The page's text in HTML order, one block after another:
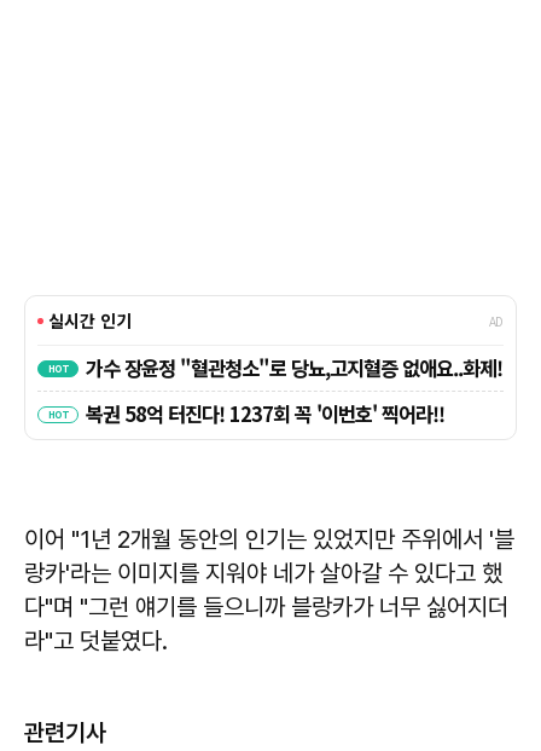
이어 "1년 2개월 동안의 인기는 있었지만 주위에서 '블
랑카'라는 이미지를 지워야 네가 살아갈 수 있다고 했
다"며 "그런 얘기를 들으니까 블랑카가 너무 싫어지더
라"고 덧붙였다.
관련기사